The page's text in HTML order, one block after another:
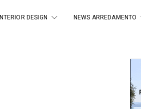
INTERIOR DESIGN NEWS ARREDAMENTO